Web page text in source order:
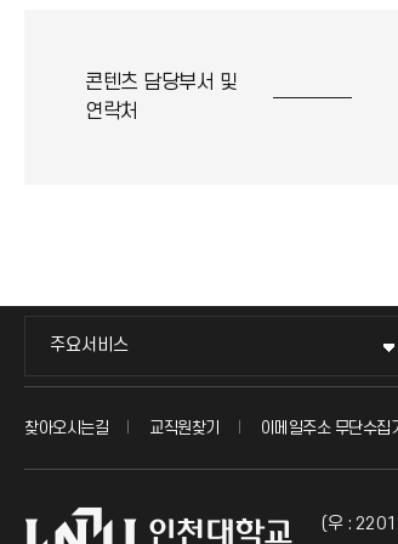
콘텐츠 담당부서 및
연락처
주요서비스
찾아오시는길 교직원찾기 이메일주소 무단수집
(우 :